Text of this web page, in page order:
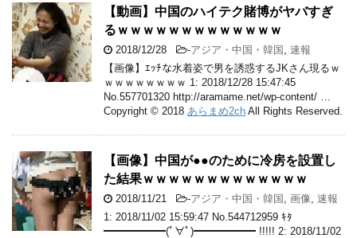
【動画】中国のハイテク賭博がヤバすぎ
るｗｗｗｗｗｗｗｗｗｗｗｗｗ
2018/12/28 -アジア・中国・韓国 速報
【画像】ｴｯﾁな水着姿で男を誘惑するJKさん現るｗ
ｗｗｗｗｗｗｗｗ 1: 2018/12/28 15:47:45
No.557701320 http://aramame.net/wp-content/ …
Copyright © 2018 あらまめ2ch All Rights Reserved.
【画像】中国が●●のために冷房を設置し
た結果ｗｗｗｗｗｗｗｗｗｗｗｗｗ
2018/11/21 -アジア・中国・韓国 画像 速報
1: 2018/11/02 15:59:47 No.544712959 ｷﾀ
━━━━━━(ﾟ∀ﾟ)━━━━━━ !!!!! 2: 2018/11/02